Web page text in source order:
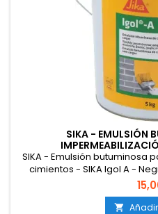
SIKA - EMULSIÓN
SIKA - Emulsión butuminosa
cimientos - SIKA Igol A -
muros verticales, cimientos y
-
